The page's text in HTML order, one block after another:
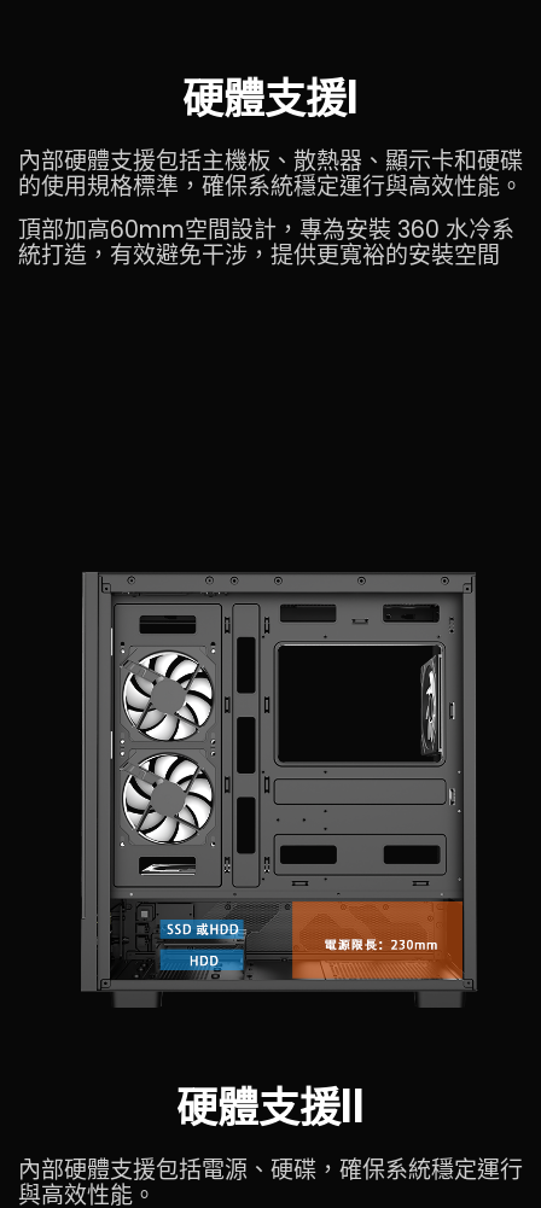
硬體支援I
內部硬體支援包括主機板、散熱器、顯示卡和硬碟
的使用規格標準，確保系統穩定運行與高效性能。
頂部加高60mm空間設計，專為安裝 360 水冷系
統打造，有效避免干涉，提供更寬裕的安裝空間
硬體支援II
內部硬體支援包括電源、硬碟，確保系統穩定運行
與高效性能。